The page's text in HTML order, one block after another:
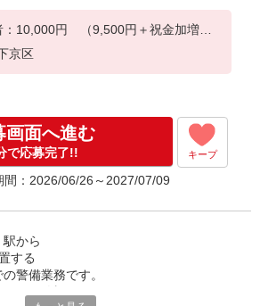
：10,000円 （9,500円＋祝金加増分5
務500円支給し400回分支給（合計2
：11,000円 （10,500円＋祝金加増分
務500円支給し400回分支給（合計2
もに、8時間勤務での日給となります
・夜間勤務手当支給
京区
画面へ進む
で応募完了!! キープ
間：2026/06/26～2027/07/09
から
する
警備業務です。